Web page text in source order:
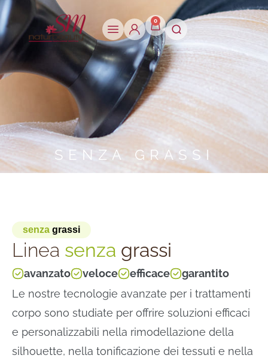
0
S E N Z A GRA S SI
senza grassi
Linea senza grassi
avanzato veloce efficace
garantito
Le nostre tecnologie avanzate per i trattamenti
corpo sono studiate per offrire soluzioni efficaci
e personalizzabili nella rimodellazione della
silhouette, nella tonificazione dei tessuti e nella